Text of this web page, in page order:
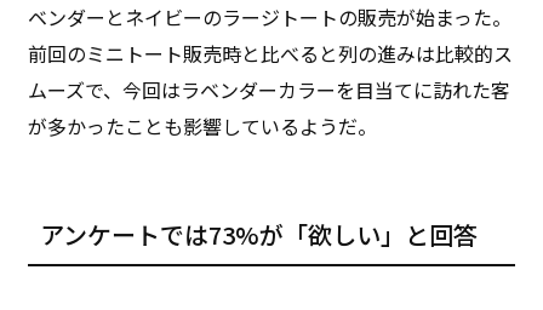
ベンダーとネイビーのラージトートの販売が始まった。
前回のミニトート販売時と比べると列の進みは比較的ス
ムーズで、今回はラベンダーカラーを目当てに訪れた客
が多かったことも影響しているようだ。
アンケートでは73%が「欲しい」と回答